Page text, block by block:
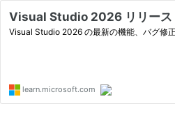
Visual Studio 2026 リリース
Visual Studio 2026 の最新の機能、バグ修
learn.microsoft.com